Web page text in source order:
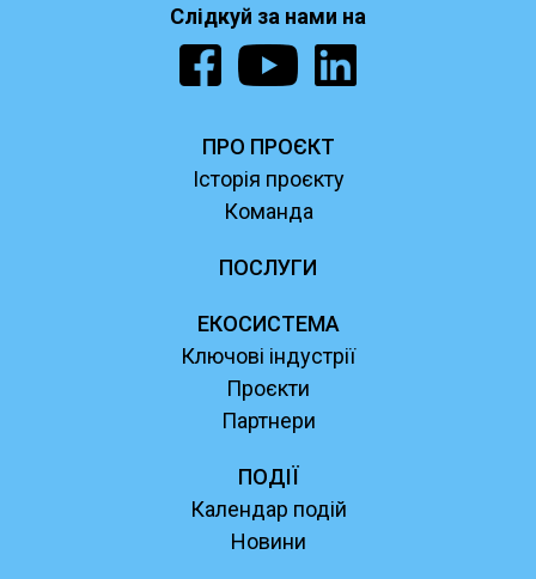
Слідкуй за нами на
ПРО ПРОЄКТ
Історія проєкту
Команда
ПОСЛУГИ
ЕКОСИСТЕМА
Ключові індустрії
Проєкти
Партнери
ПОДІЇ
Календар подій
Новини